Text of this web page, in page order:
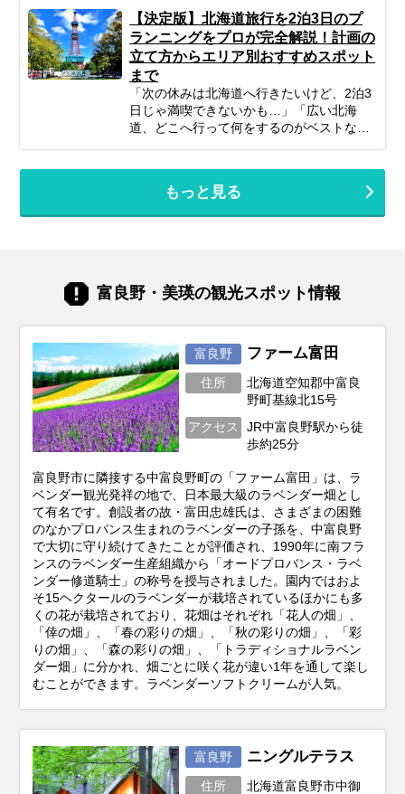
フェまで幅広くピックアップ。初めての方
からリピーターの方まで、あなたの旅のス
タイルに合わせた「最高の北海道旅」をプ
ランニングするための参考にぜひお役立て
ください。
計画すれば、子連れ北海道旅行は最高の体
験になります。 この記事では、子連れファ
ミリーが北海道旅行を思いっきり楽しむた
めの、計画の立て方の基本から、子供が絶
対喜ぶおすすめスポット＆アクティビテ
ィ、ホテル選びの秘訣、そしてあると便利
な持ち物や注意点まで、パパママ目線で徹
【決定版】北海道旅行を2泊3日のプ
ランニングをプロが完全解説！計画の
立て方からエリア別おすすめスポット
まで
「次の休みは北海道へ行きたいけど、2泊3
日じゃ満喫できないかも…」「広い北海
道、どこへ行って何をするのがベストな
をたっぷり楽しむことは可能です！この記
事では、忙しいあなたのために、2泊3日の
届けします。あなただけの特別な北海道旅
行を実現するためのヒントを見つけて、最
もっと見る
富良野・美瑛の観光スポット情報
富良野 ファーム富田
住所
北海道空知郡中富良
野町基線北15号
アクセス
JR中富良野駅から徒
歩約25分
富良野市に隣接する中富良野町の「ファーム富田」は、ラ
ベンダー観光発祥の地で、日本最大級のラベンダー畑とし
て有名です。創設者の故・富田忠雄氏は、さまざまの困難
のなかプロバンス生まれのラベンダーの子孫を、中富良野
で大切に守り続けてきたことが評価され、1990年に南フラ
ンスのラベンダー生産組織から「オードプロバンス・ラベ
ンダー修道騎士」の称号を授与されました。園内ではおよ
そ15ヘクタールのラベンダーが栽培されているほかにも多
くの花が栽培されており、花畑はそれぞれ「花人の畑」、
「倖の畑」、「春の彩りの畑」、「秋の彩りの畑」、「彩
りの畑」、「森の彩りの畑」、「トラディショナルラベン
ダー畑」に分かれ、畑ごとに咲く花が違い1年を通して楽し
むことができます。ラベンダーソフトクリームが人気。
富良野 ニングルテラス
住所
北海道富良野市中御